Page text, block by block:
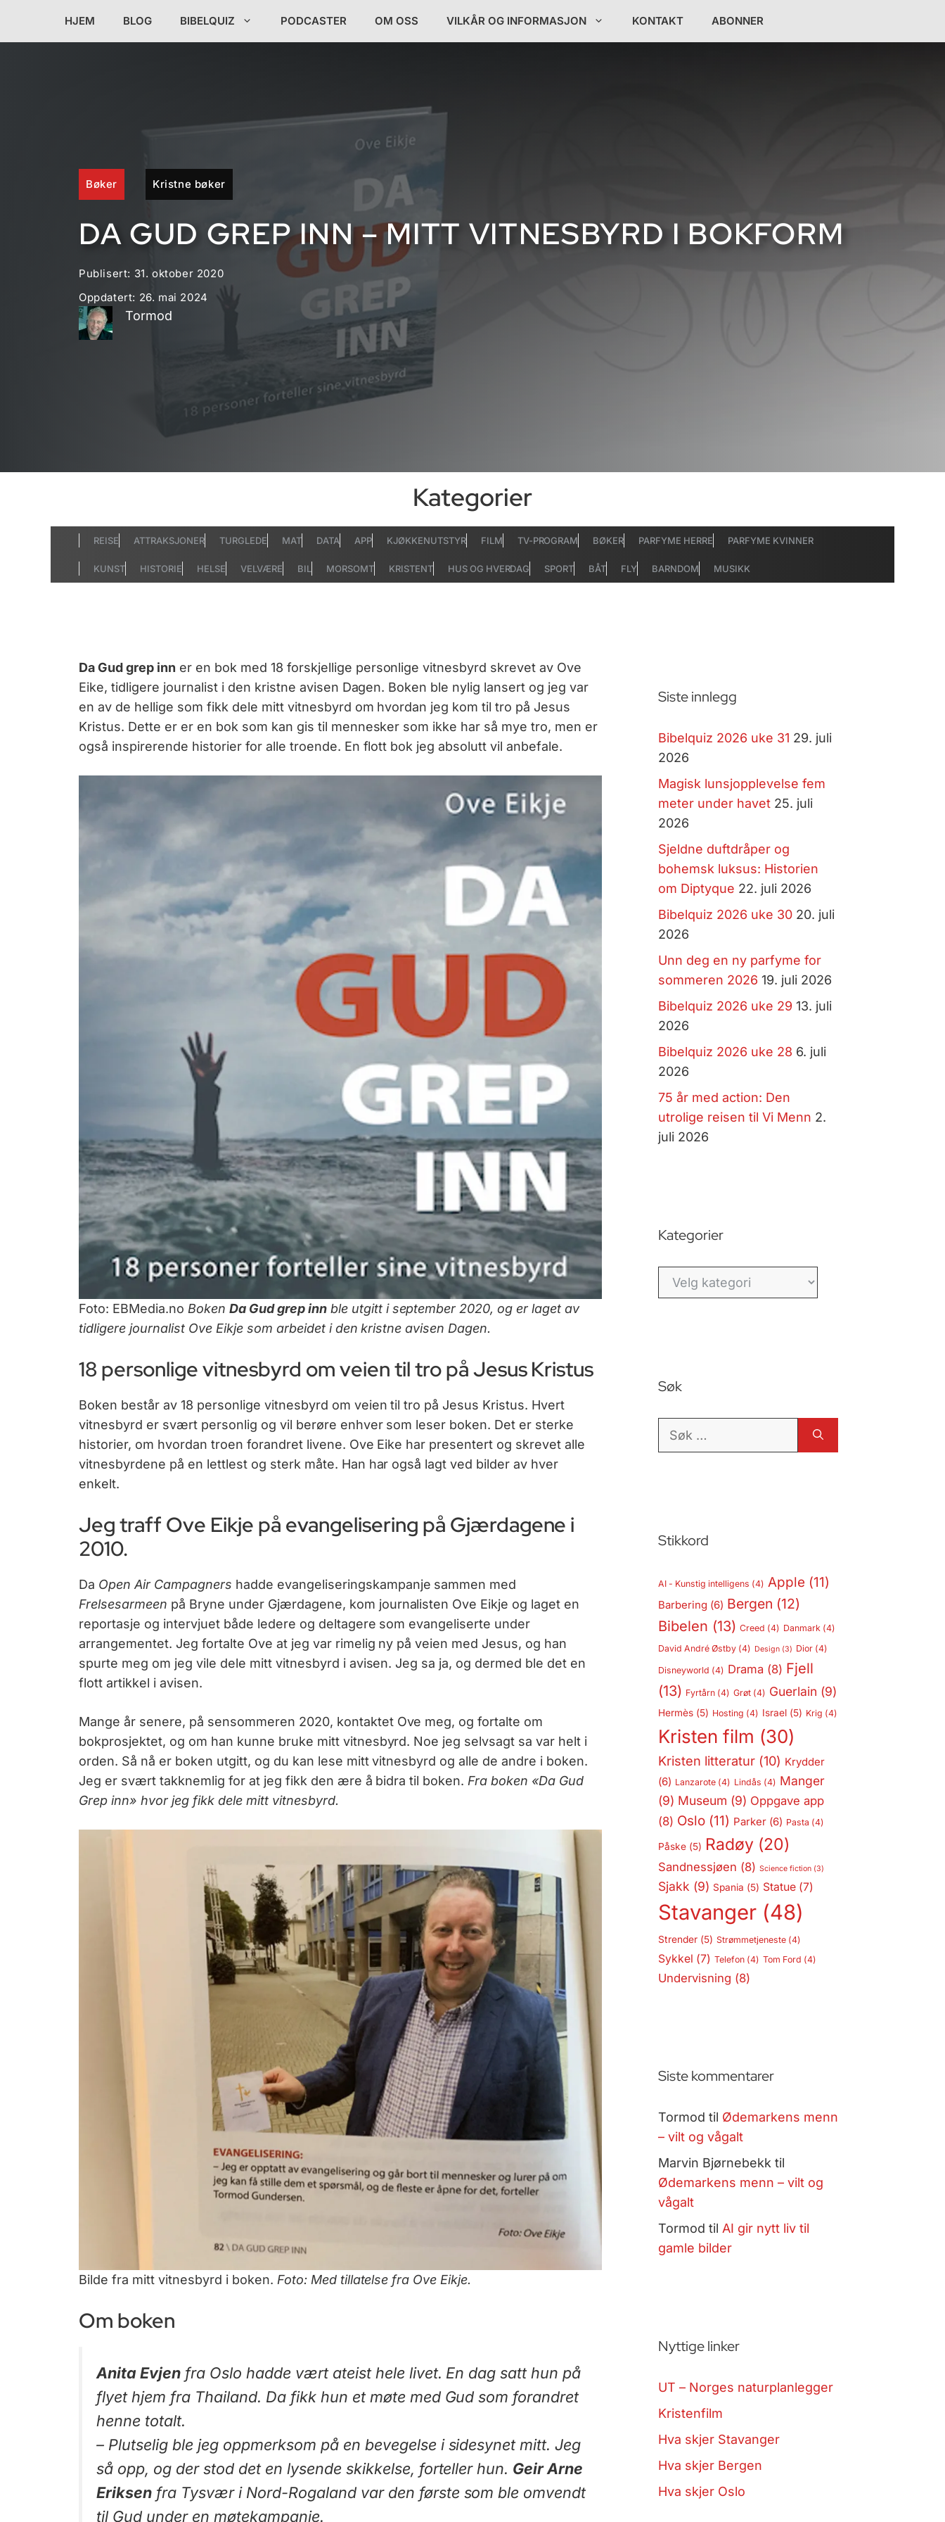
HJEM BLOG BIBELQUIZ PODCASTER OM OSS VILKÅR OG INFORMASJON KONTAKT ABONNER
Bøker Kristne bøker
DA GUD GREP INN – MITT VITNESBYRD I BOKFORM
Publisert: 31. oktober 2020
Oppdatert: 26. mai 2024
Tormod
Kategorier
REISE ATTRAKSJONER TURGLEDE MAT DATA APP KJØKKENUTSTYR FILM TV-PROGRAM BØKER PARFYME HERRE PARFYME KVINNER
KUNST HISTORIE HELSE VELVÆRE BIL MORSOMT KRISTENT HUS OG HVERDAG SPORT BÅT FLY BARNDOM MUSIKK
Da Gud grep inn er en bok med 18 forskjellige personlige vitnesbyrd skrevet av Ove
Eike, tidligere journalist i den kristne avisen Dagen. Boken ble nylig lansert og jeg var
en av de hellige som fikk dele mitt vitnesbyrd om hvordan jeg kom til tro på Jesus
Kristus. Dette er er en bok som kan gis til mennesker som ikke har så mye tro, men er
også inspirerende historier for alle troende. En flott bok jeg absolutt vil anbefale.
Foto: EBMedia.no Boken Da Gud grep innble utgitt i september 2020, og er laget av
tidligere journalist Ove Eikje som arbeidet i den kristne avisen Dagen.
18 personlige vitnesbyrd om veien til tro på Jesus Kristus
Boken består av 18 personlige vitnesbyrd om veien til tro på Jesus Kristus. Hvert
vitnesbyrd er svært personlig og vil berøre enhver som leser boken. Det er sterke
historier, om hvordan troen forandret livene. Ove Eike har presentert og skrevet alle
vitnesbyrdene på en lettlest og sterk måte. Han har også lagt ved bilder av hver
enkelt.
Jeg traff Ove Eikje på evangelisering på Gjærdagene i
2010.
Da Open Air Campagners hadde evangeliseringskampanje sammen med
Frelsesarmeen på Bryne under Gjærdagene, kom journalisten Ove Eikje og laget en
reportasje og intervjuet både ledere og deltagere som evangeliserte under
arrangementet. Jeg fortalte Ove at jeg var rimelig ny på veien med Jesus, og han
spurte meg om jeg vile dele mitt vitnesbyrd i avisen. Jeg sa ja, og dermed ble det en
flott artikkel i avisen.
Mange år senere, på sensommeren 2020, kontaktet Ove meg, og fortalte om
bokprosjektet, og om han kunne bruke mitt vitnesbyrd. Noe jeg selvsagt sa var helt i
orden. Så nå er boken utgitt, og du kan lese mitt vitnesbyrd og alle de andre i boken.
Jeg er svært takknemlig for at jeg fikk den ære å bidra til boken. Fra boken «Da Gud
Grep inn» hvor jeg fikk dele mitt vitnesbyrd.
Bilde fra mitt vitnesbyrd i boken. Foto: Med tillatelse fra Ove Eikje.
Om boken
Anita Evjenfra Oslo hadde vært ateist hele livet. En dag satt hun på
flyet hjem fra Thailand. Da fikk hun et møte med Gud som forandret
henne totalt.
– Plutselig ble jeg oppmerksom på en bevegelse i sidesynet mitt. Jeg
så opp, og der stod det en lysende skikkelse, forteller hun. Geir Arne
Eriksenfra Tysvær i Nord-Rogaland var den første som ble omvendt
til Gud under en møtekampanje.
Siste innlegg
Bibelquiz 2026 uke 31 29. juli
2026
Magisk lunsjopplevelse fem
meter under havet 25. juli
2026
Sjeldne duftdråper og
bohemsk luksus: Historien
om Diptyque 22. juli 2026
Bibelquiz 2026 uke 30 20. juli
2026
Unn deg en ny parfyme for
sommeren 2026 19. juli 2026
Bibelquiz 2026 uke 29 13. juli
2026
Bibelquiz 2026 uke 28 6. juli
2026
75 år med action: Den
utrolige reisen til Vi Menn 2.
juli 2026
Kategorier
Kategorier
Søk
Søk
Stikkord
AI - Kunstig intelligens (4) Apple (11)
Barbering (6) Bergen (12)
Bibelen (13) Creed (4) Danmark (4)
David André Østby(4) Design(3) Dior(4)
Disneyworld (4) Drama (8) Fjell
(13) Fyrtårn(4) Grøt(4) Guerlain (9)
Hermès(5) Hosting (4) Israel(5) Krig (4)
Kristen film (30)
Kristen litteratur(10) Krydder
(6) Lanzarote(4) Lindås (4) Manger
(9) Museum (9) Oppgave app
(8) Oslo(11) Parker(6) Pasta (4)
Påske(5) Radøy(20)
Sandnessjøen (8) Science fiction(3)
Sjakk (9) Spania (5) Statue(7)
Stavanger(48)
Strender(5) Strømmetjeneste(4)
Sykkel (7) Telefon(4) Tom Ford (4)
Undervisning (8)
Siste kommentarer
Tormod til Ødemarkens menn
– vilt og vågalt
Marvin Bjørnebekk til
Ødemarkens menn – vilt og
vågalt
Tormod til AI gir nytt liv til
gamle bilder
Nyttige linker
UT – Norges naturplanlegger
Kristenfilm
Hva skjer Stavanger
Hva skjer Bergen
Hva skjer Oslo